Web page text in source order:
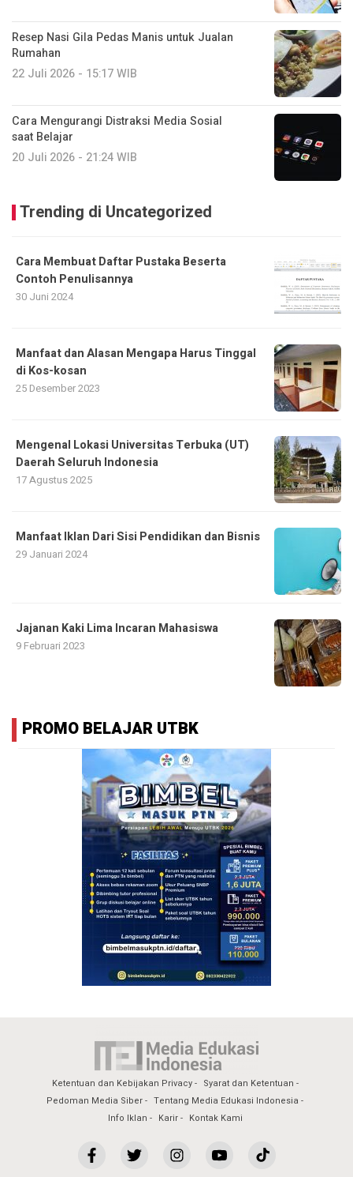
Resep Nasi Gila Pedas Manis untuk Jualan
Rumahan
22 Juli 2026 - 15:17 WIB
Cara Mengurangi Distraksi Media Sosial
saat Belajar
20 Juli 2026 - 21:24 WIB
Trending di Uncategorized
Cara Membuat Daftar Pustaka Beserta
Contoh Penulisannya
30 Juni 2024
Manfaat dan Alasan Mengapa Harus Tinggal
di Kos-kosan
25 Desember 2023
Mengenal Lokasi Universitas Terbuka (UT)
Daerah Seluruh Indonesia
17 Agustus 2025
Manfaat Iklan Dari Sisi Pendidikan dan Bisnis
29 Januari 2024
Jajanan Kaki Lima Incaran Mahasiswa
9 Februari 2023
PROMO BELAJAR UTBK
Ketentuan dan Kebijakan Privacy
Syarat dan Ketentuan
Pedoman Media Siber
Tentang Media Edukasi Indonesia
Info Iklan
Karir Kontak Kami